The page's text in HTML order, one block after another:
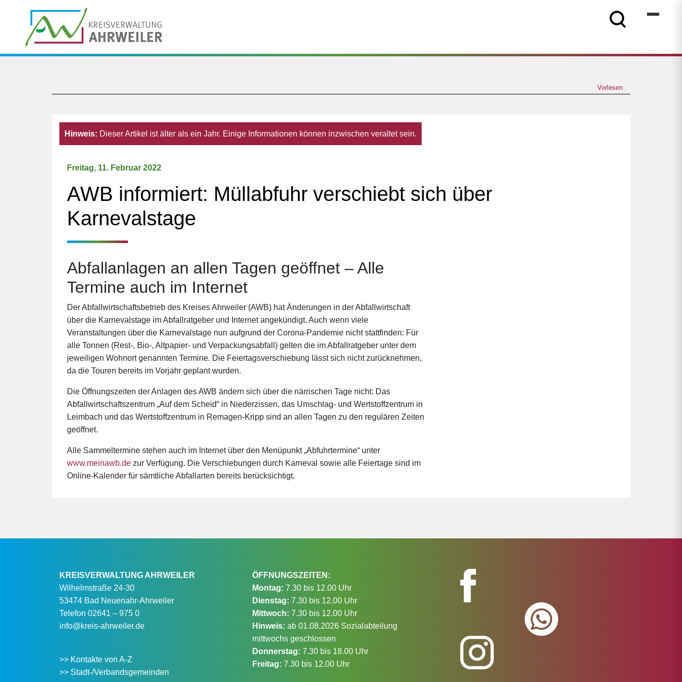
Vorlesen
Hinweis: Dieser Artikel ist älter als ein Jahr. Einige Informationen können inzwischen veraltet sein.
Freitag, 11. Februar 2022
AWB informiert: Müllabfuhr verschiebt sich über
Karnevalstage
Abfallanlagen an allen Tagen geöffnet – Alle
Termine auch im Internet
Der Abfallwirtschaftsbetrieb des Kreises Ahrweiler (AWB) hat Änderungen in der Abfallwirtschaft
über die Karnevalstage im Abfallratgeber und Internet angekündigt. Auch wenn viele
Veranstaltungen über die Karnevalstage nun aufgrund der Corona-Pandemie nicht stattfinden: Für
alle Tonnen (Rest-, Bio-, Altpapier- und Verpackungsabfall) gelten die im Abfallratgeber unter dem
jeweiligen Wohnort genannten Termine. Die Feiertagsverschiebung lässt sich nicht zurücknehmen,
da die Touren bereits im Vorjahr geplant wurden.
Die Öffnungszeiten der Anlagen des AWB ändern sich über die närrischen Tage nicht: Das
Abfallwirtschaftszentrum „Auf dem Scheid“ in Niederzissen, das Umschlag- und Wertstoffzentrum in
Leimbach und das Wertstoffzentrum in Remagen-Kripp sind an allen Tagen zu den regulären Zeiten
geöffnet.
Alle Sammeltermine stehen auch im Internet über den Menüpunkt „Abfuhrtermine“ unter
www.meinawb.de zur Verfügung. Die Verschiebungen durch Karneval sowie alle Feiertage sind im
Online-Kalender für sämtliche Abfallarten bereits berücksichtigt.
KREISVERWALTUNG AHRWEILER
Wilhelmstraße 24-30
53474 Bad Neuenahr-Ahrweiler
Telefon 02641 – 975 0
info@kreis-ahrweiler.de
>> Kontakte von A-Z
>> Stadt-/Verbandsgemeinden
ÖFFNUNGSZEITEN:
Montag: 7.30 bis 12.00 Uhr
Dienstag: 7.30 bis 12.00 Uhr
Mittwoch: 7.30 bis 12.00 Uhr
Hinweis: ab 01.08.2026 Sozialabteilung
mittwochs geschlossen
Donnerstag: 7.30 bis 18.00 Uhr
Freitag: 7.30 bis 12.00 Uhr